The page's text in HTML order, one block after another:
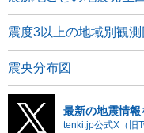
震度3以上の地域別観測
震央分布図
最新の地震情報
tenki.jp公式X（旧